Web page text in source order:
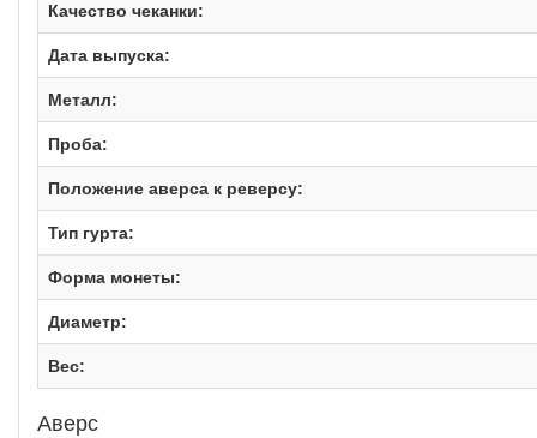
Качество чеканки:
Дата выпуска:
Металл:
Проба:
Положение аверса к реверсу:
Тип гурта:
Форма монеты:
Диаметр:
Вес:
Аверс